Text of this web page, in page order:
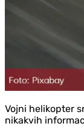
Vojni helikopter
nikakvih